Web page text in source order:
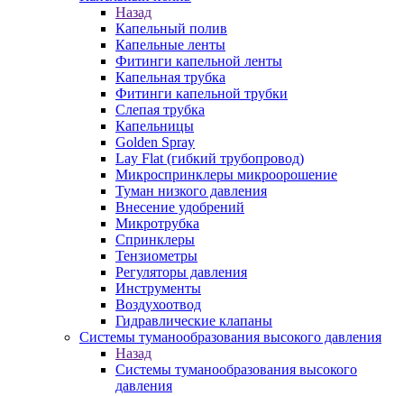
Назад
Капельный полив
Капельные ленты
Фитинги капельной ленты
Капельная трубка
Фитинги капельной трубки
Слепая трубка
Капельницы
Golden Spray
Lay Flat (гибкий трубопровод)
Микроспринклеры микроорошение
Туман низкого давления
Внесение удобрений
Микротрубка
Спринклеры
Тензиометры
Регуляторы давления
Инструменты
Воздухоотвод
Гидравлические клапаны
Системы туманообразования высокого давления
Назад
Системы туманообразования высокого
давления